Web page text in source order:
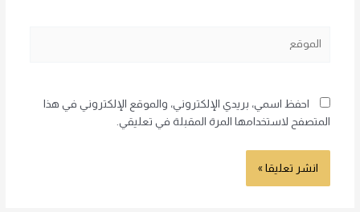
احفظ اسمي، بريدي الإلكتروني، والموقع الإلكتروني في هذا
المتصفح لاستخدامها المرة المقبلة في تعليقي.